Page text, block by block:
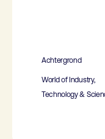
Achtergrond
World of Industry,
Technology &